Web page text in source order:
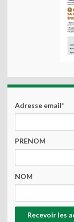
Adresse email*
PRENOM
NOM